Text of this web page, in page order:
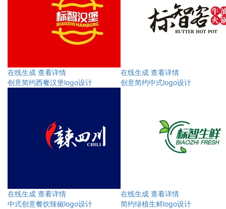
在线生成 查看详情
创意简约西餐汉堡logo设计
在线生成 查看详情
创意简约中式logo设计
在线生成 查看详情
中式创意餐饮辣椒logo设计
在线生成 查看详情
简约绿植生鲜logo设计